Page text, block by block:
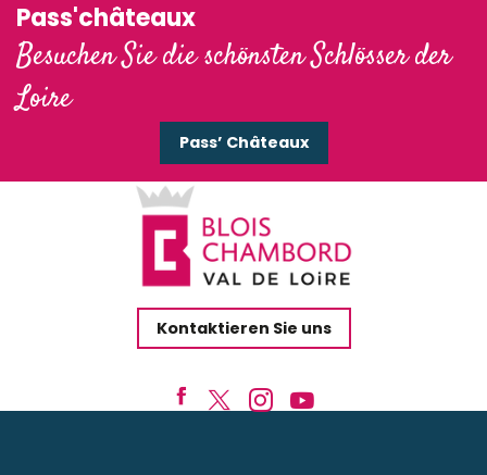
Pass'châteaux
Besuchen Sie die schönsten Schlösser der
Loire
Pass’ Châteaux
Kontaktieren Sie uns